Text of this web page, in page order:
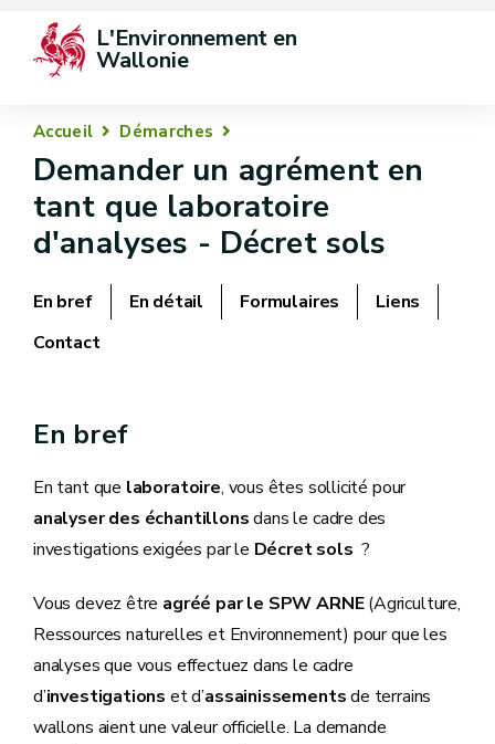
L'Environnement en
Wallonie
Accueil Démarches
Demander un agrément en
tant que laboratoire
d'analyses - Décret sols
En bref En détail Formulaires
Liens
Contact
En bref
En tant que laboratoire, vous êtes sollicité pour
analyser des échantillonsdans le cadre des
investigations exigées par le Décret sols ?
Vous devez être agréé par le SPW ARNE(Agriculture,
Ressources naturelles et Environnement) pour que les
analyses que vous effectuez dans le cadre
d’investigations et d’assainissementsde terrains
wallons aient une valeur officielle. La demande